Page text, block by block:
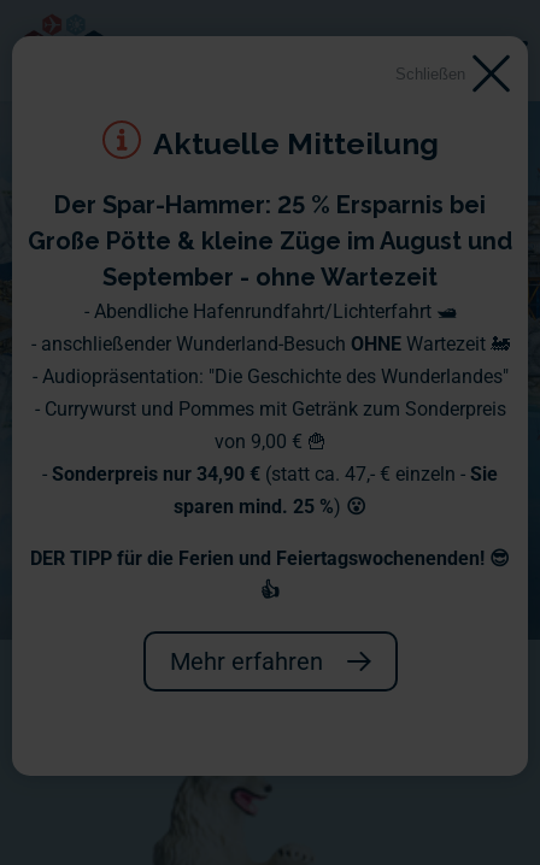
Schließen
Aktuelle Mitteilung
Der Spar-Hammer: 25 % Ersparnis bei
Große Pötte & kleine Züge im August und
September - ohne Wartezeit
- Abendliche Hafenrundfahrt/Lichterfahrt 🛥️
- anschließender Wunderland-Besuch OHNE Wartezeit 🚂
- Audiopräsentation: "Die Geschichte des Wunderlandes"
- Currywurst und Pommes mit Getränk zum Sonderpreis
von 9,00 € 🍟
- Sonderpreis nur 34,90 € (statt ca. 47,- € einzeln - Sie
sparen mind. 25 %) 😮
DER TIPP für die Ferien und Feiertagswochenenden! 😎
👍
Mehr erfahren